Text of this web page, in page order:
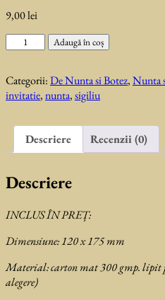
9,00lei
Cantitate
nunta
Fetiță
Adaugă în coș
Categorii:De Nunta si Botez,Nunta
invitatie,nunta,sigiliu
Descriere Recenzii (0)
Descriere
INCLUS ÎN PREȚ:
Dimensiune: 120 x 175 mm
Material: carton mat 300 gmp. lipit
alegere)